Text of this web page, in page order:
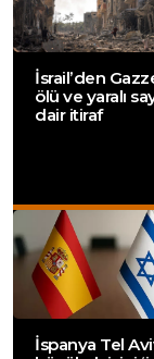
İsrail’den
ölü ve yaralı
dair itiraf
İspanya Tel